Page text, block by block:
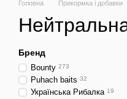
Головна Прикормка і добавки
Бренд
Bounty 273
Puhach baits 32
Українська Рибалка 19